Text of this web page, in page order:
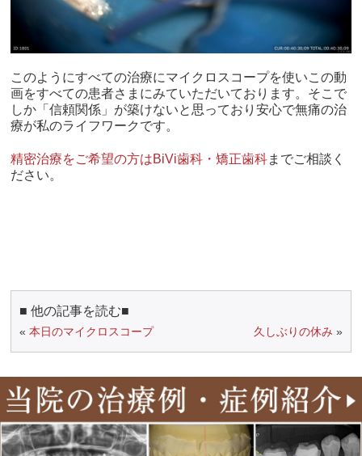
このようにすべての治療にマイクロスコープを使いこの動
画をすべての患者さまにみていただいております。そこで
しか「信頼関係」が築けないと思っており安心で無痛の治
療が私のライフワークです。
精密治療をご希望の方はBiVi歯科・矯正歯科までご相談く
ださい。
■ 他の記事を読む■
«本日のマイクロスコープ 久しぶりの休み »